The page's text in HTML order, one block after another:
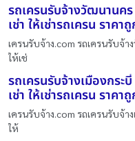
รถเครนรับจ้างวัฒนานคร
เช่า ให้เช่ารถเครน ราคา
เครนรับจ้าง.com รถเครนรับจ้
ให้เช่
รถเครนรับจ้างเมืองกระ
เช่า ให้เช่ารถเครน ราคา
เครนรับจ้าง.com รถเครนรับจ้า
ให้